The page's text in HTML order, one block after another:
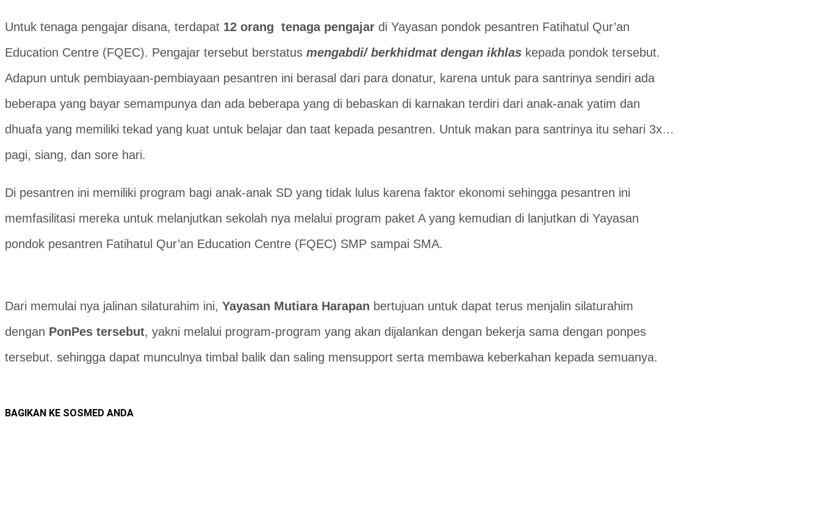
Untuk tenaga pengajar disana, terdapat 12 orang tenaga pengajar di Yayasan pondok pesantren Fatihatul Qur’an
Education Centre (FQEC). Pengajar tersebut berstatus mengabdi/ berkhidmat dengan ikhlas kepada pondok tersebut.
Adapun untuk pembiayaan-pembiayaan pesantren ini berasal dari para donatur, karena untuk para santrinya sendiri ada
beberapa yang bayar semampunya dan ada beberapa yang di bebaskan di karnakan terdiri dari anak-anak yatim dan
dhuafa yang memiliki tekad yang kuat untuk belajar dan taat kepada pesantren. Untuk makan para santrinya itu sehari 3x…
pagi, siang, dan sore hari.
Di pesantren ini memiliki program bagi anak-anak SD yang tidak lulus karena faktor ekonomi sehingga pesantren ini
memfasilitasi mereka untuk melanjutkan sekolah nya melalui program paket A yang kemudian di lanjutkan di Yayasan
pondok pesantren Fatihatul Qur’an Education Centre (FQEC) SMP sampai SMA.
Dari memulai nya jalinan silaturahim ini, Yayasan Mutiara Harapan bertujuan untuk dapat terus menjalin silaturahim
dengan PonPes tersebut, yakni melalui program-program yang akan dijalankan dengan bekerja sama dengan ponpes
tersebut. sehingga dapat munculnya timbal balik dan saling mensupport serta membawa keberkahan kepada semuanya.
BAGIKAN KE SOSMED ANDA